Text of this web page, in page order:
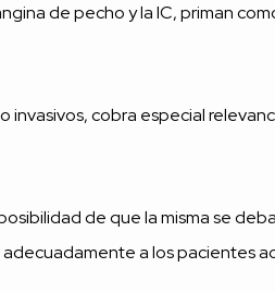
de pecho y la IC, priman
cobra especial
de que la misma se
a los pacientes